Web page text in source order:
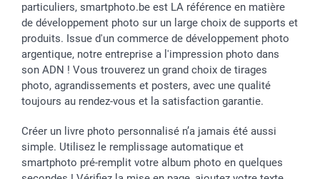
particuliers, smartphoto.be est LA référence en matière
de développement photo sur un large choix de supports et
produits. Issue d'un commerce de développement photo
argentique, notre entreprise a l'impression photo dans
son ADN ! Vous trouverez un grand choix de tirages
photo, agrandissements et posters, avec une qualité
toujours au rendez-vous et la satisfaction garantie.
Créer un livre photo personnalisé n’a jamais été aussi
simple. Utilisez le remplissage automatique et
smartphoto pré-remplit votre album photo en quelques